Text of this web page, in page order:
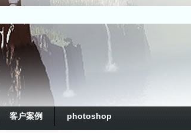
客户案例 photoshop